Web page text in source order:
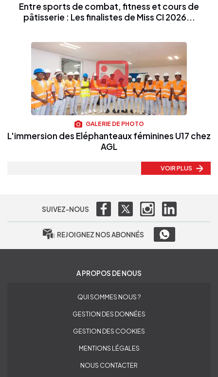
Entre sports de combat, fitness et cours de
pâtisserie : Les finalistes de Miss CI 2026...
GALERIE DE PHOTO
L'immersion des Eléphanteaux féminines U17 chez
AGL
VOIR PLUS
SUIVEZ-NOUS
REJOIGNEZ NOS ABONNÉS
A PROPOS DE NOUS
QUI SOMMES NOUS ?
GESTION DES DONNÉES
GESTION DES COOKIES
MENTIONS LÉGALES
NOUS CONTACTER